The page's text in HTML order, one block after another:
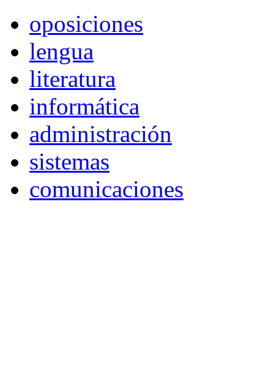
oposiciones
lengua
literatura
informática
administración
sistemas
comunicaciones